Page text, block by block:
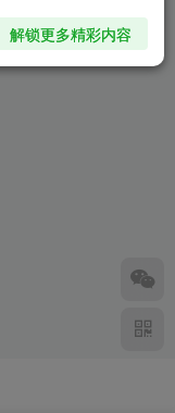
解锁更多精彩内容